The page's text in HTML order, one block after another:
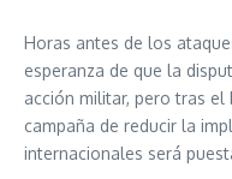
Horas antes de los
esperanza de que la
acción militar, pero tras el
campaña de reducir la
internacionales será